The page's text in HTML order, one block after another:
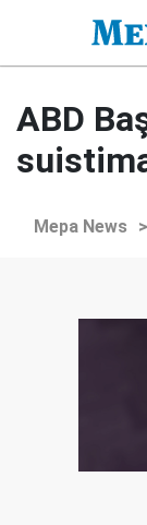
ABD
Mepa News >